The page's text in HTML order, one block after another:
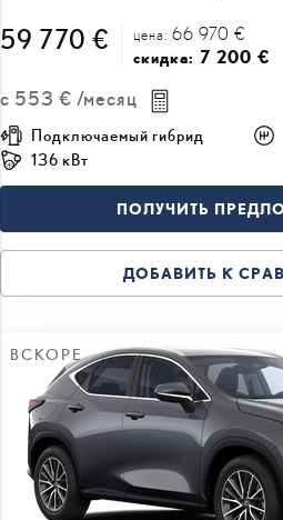
59 770 € цена: 66 970 €
скидка: 7 200 €
с 553 € /месяц
Подключаемый гибрид
136 кВт
ПОЛУЧИТЬ
ДОБАВИТЬ К
ВСКОРЕ